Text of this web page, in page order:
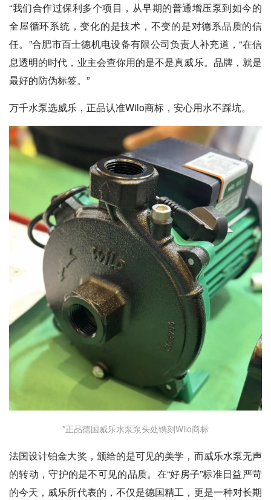
“我们合作过保利多个项目，从早期的普通增压泵到如今的
全屋循环系统，变化的是技术，不变的是对德系品质的信
任。”合肥市百士德机电设备有限公司负责人补充道，“在信
息透明的时代，业主会查你用的是不是真威乐。品牌，就是
最好的防伪标签。”
万千水泵选威乐，正品认准Wilo商标，安心用水不踩坑。
*正品德国威乐水泵泵头处镌刻Wilo商标
法国设计铂金大奖，颁给的是可见的美学，而威乐水泵无声
的转动，守护的是不可见的品质。在“好房子”标准日益严苛
的今天，威乐所代表的，不仅是德国精工，更是一种对长期